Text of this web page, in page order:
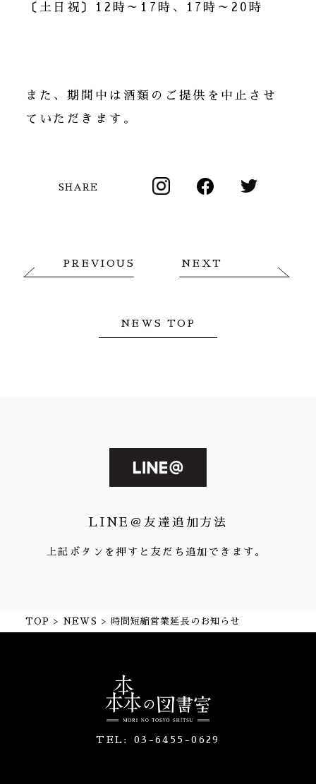
〔土日祝〕12時～17時、17時～20時
また、期間中は酒類のご提供を中止させ
ていただきます。
SHARE
PREVIOUS
NEWS TOP
NEXT
LINE＠友達追加方法
上記ボタンを押すと友だち追加できます。
TOP NEWS 時間短縮営業延長のお知らせ
TEL: 03-6455-0629